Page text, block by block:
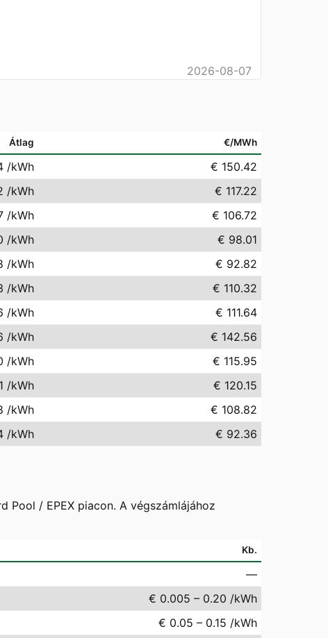
2026-08-07
Átlag €/MWh
/kWh
€ 150.42
/kWh
€ 117.22
/kWh
€ 106.72
/kWh
€ 98.01
/kWh
€ 92.82
/kWh
€ 110.32
/kWh
€ 111.64
/kWh
€ 142.56
/kWh
€ 115.95
/kWh
€ 120.15
/kWh
€ 108.82
/kWh € 92.36
/ EPEX piacon. A végszámlájához
Kb.
—
€ 0.005 – 0.20 /kWh
€ 0.05 – 0.15 /kWh